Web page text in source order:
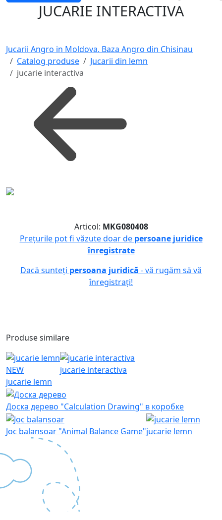
JUCARIE INTERACTIVA
Jucarii Angro in Moldova. Baza Angro din Chisinau
Catalog produse
Jucarii din lemn
jucarie interactiva
Articol: MKG080408
Prețurile pot fi văzute doar de persoane juridice
înregistrate
Dacă sunteți persoana juridică - vă rugăm să vă
înregistrați!
Produse similare
NEW
jucarie lemn
jucarie interactiva
Доска дерево "Calculation Drawing" в коробке
Joc balansoar "Animal Balance Game"jucarie lemn